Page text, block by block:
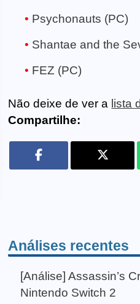
Psychonauts (PC)
Shantae and the
FEZ (PC)
Não deixe de ver a lista
Compartilhe:
Análises recentes
[Análise] Assassin’s
Nintendo Switch 2